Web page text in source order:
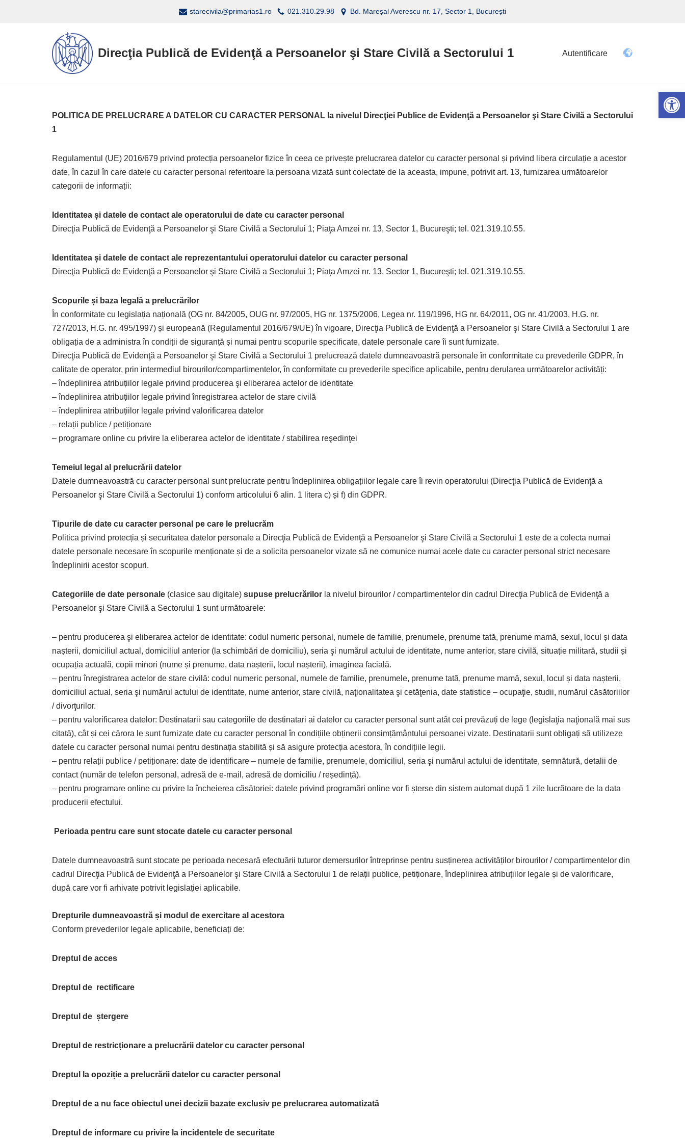
Deschide
starecivila@primarias1.ro 021.310.29.98 Bd. Mareșal Averescu nr. 17, Sector 1, București
Direcţia Publică de Evidenţă a Persoanelor şi Stare Civilă a Sectorului 1 Autentificare
POLITICA DE PRELUCRARE A DATELOR CU CARACTER PERSONAL la nivelul Direcţiei Publice de Evidenţă a Persoanelor şi Stare Civilă a Sectorului
1
Regulamentul (UE) 2016/679 privind protecția persoanelor fizice în ceea ce privește prelucrarea datelor cu caracter personal și privind libera circulație a acestor
date, în cazul în care datele cu caracter personal referitoare la persoana vizată sunt colectate de la aceasta, impune, potrivit art. 13, furnizarea următoarelor
categorii de informații:
Identitatea și datele de contact ale operatorului de date cu caracter personal
Direcţia Publică de Evidenţă a Persoanelor şi Stare Civilă a Sectorului 1; Piaţa Amzei nr. 13, Sector 1, Bucureşti; tel. 021.319.10.55.
Identitatea și datele de contact ale reprezentantului operatorului datelor cu caracter personal
Direcţia Publică de Evidenţă a Persoanelor şi Stare Civilă a Sectorului 1; Piaţa Amzei nr. 13, Sector 1, Bucureşti; tel. 021.319.10.55.
Scopurile și baza legală a prelucrărilor
În conformitate cu legislația națională (OG nr. 84/2005, OUG nr. 97/2005, HG nr. 1375/2006, Legea nr. 119/1996, HG nr. 64/2011, OG nr. 41/2003, H.G. nr.
727/2013, H.G. nr. 495/1997) și europeană (Regulamentul 2016/679/UE) în vigoare, Direcţia Publică de Evidenţă a Persoanelor şi Stare Civilă a Sectorului 1 are
obligația de a administra în condiții de siguranță și numai pentru scopurile specificate, datele personale care îi sunt furnizate.
Direcţia Publică de Evidenţă a Persoanelor şi Stare Civilă a Sectorului 1 prelucrează datele dumneavoastră personale în conformitate cu prevederile GDPR, în
calitate de operator, prin intermediul birourilor/compartimentelor, în conformitate cu prevederile specifice aplicabile, pentru derularea următoarelor activități:
– îndeplinirea atribuțiilor legale privind producerea şi eliberarea actelor de identitate
– îndeplinirea atribuțiilor legale privind înregistrarea actelor de stare civilă
– îndeplinirea atribuțiilor legale privind valorificarea datelor
– relații publice / petiționare
– programare online cu privire la eliberarea actelor de identitate / stabilirea reşedinţei
Temeiul legal al prelucrării datelor
Datele dumneavoastră cu caracter personal sunt prelucrate pentru îndeplinirea obligațiilor legale care îi revin operatorului (Direcţia Publică de Evidenţă a
Persoanelor şi Stare Civilă a Sectorului 1) conform articolului 6 alin. 1 litera c) și f) din GDPR.
Tipurile de date cu caracter personal pe care le prelucrăm
Politica privind protecția și securitatea datelor personale a Direcţia Publică de Evidenţă a Persoanelor şi Stare Civilă a Sectorului 1 este de a colecta numai
datele personale necesare în scopurile menționate și de a solicita persoanelor vizate să ne comunice numai acele date cu caracter personal strict necesare
îndeplinirii acestor scopuri.
Categoriile de date personale (clasice sau digitale) supuse prelucrărilor la nivelul birourilor / compartimentelor din cadrul Direcţia Publică de Evidenţă a
Persoanelor şi Stare Civilă a Sectorului 1 sunt următoarele:
– pentru producerea şi eliberarea actelor de identitate: codul numeric personal, numele de familie, prenumele, prenume tată, prenume mamă, sexul, locul și data
nașterii, domiciliul actual, domiciliul anterior (la schimbări de domiciliu), seria şi numărul actului de identitate, nume anterior, stare civilă, situație militară, studii și
ocupația actuală, copii minori (nume și prenume, data nașterii, locul nașterii), imaginea facială.
– pentru înregistrarea actelor de stare civilă: codul numeric personal, numele de familie, prenumele, prenume tată, prenume mamă, sexul, locul și data nașterii,
domiciliul actual, seria şi numărul actului de identitate, nume anterior, stare civilă, naţionalitatea şi cetăţenia, date statistice – ocupaţie, studii, numărul căsătoriilor
/ divorţurilor.
– pentru valorificarea datelor: Destinatarii sau categoriile de destinatari ai datelor cu caracter personal sunt atât cei prevăzuți de lege (legislaţia naţională mai sus
citată), cât și cei cărora le sunt furnizate date cu caracter personal în condițiile obținerii consimțământului persoanei vizate. Destinatarii sunt obligați să utilizeze
datele cu caracter personal numai pentru destinația stabilită și să asigure protecția acestora, în condițiile legii.
– pentru relații publice / petiționare: date de identificare – numele de familie, prenumele, domiciliul, seria şi numărul actului de identitate, semnătură, detalii de
contact (număr de telefon personal, adresă de e-mail, adresă de domiciliu / reședință).
– pentru programare online cu privire la încheierea căsătoriei: datele privind programări online vor fi șterse din sistem automat după 1 zile lucrătoare de la data
producerii efectului.
Perioada pentru care sunt stocate datele cu caracter personal
Datele dumneavoastră sunt stocate pe perioada necesară efectuării tuturor demersurilor întreprinse pentru susținerea activităților birourilor / compartimentelor din
cadrul Direcţia Publică de Evidenţă a Persoanelor şi Stare Civilă a Sectorului 1 de relații publice, petiționare, îndeplinirea atribuțiilor legale și de valorificare,
după care vor fi arhivate potrivit legislației aplicabile.
Drepturile dumneavoastră și modul de exercitare al acestora
Conform prevederilor legale aplicabile, beneficiați de:
Dreptul de acces
Dreptul de rectificare
Dreptul de ștergere
Dreptul de restricționare a prelucrării datelor cu caracter personal
Dreptul la opoziție a prelucrării datelor cu caracter personal
Dreptul de a nu face obiectul unei decizii bazate exclusiv pe prelucrarea automatizată
Dreptul de informare cu privire la incidentele de securitate